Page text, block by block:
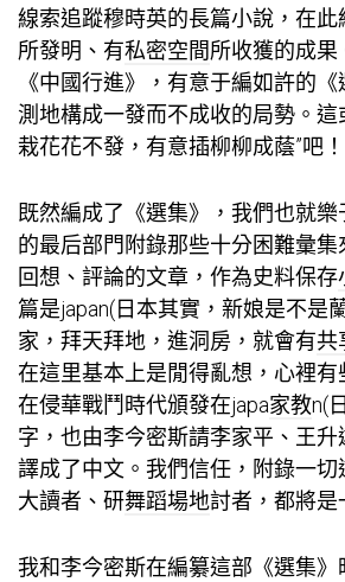
線索追蹤穆時英的長篇小說，在
所發明、有私密空間所收獲的成
《中國行進》，有意于編如許的
測地構成一發而不成收的局勢。這
栽花花不發，有意插柳柳成蔭”吧！
既然編成了《選集》，我們也就樂
的最后部門附錄那些十分困難彙
回想、評論的文章，作為史料保存
篇是japan(日本其實，新娘是不是
家，拜天拜地，進洞房，就會有共
在這里基本上是閒得亂想，心裡有
在侵華戰鬥時代頒發在japa家教n(
字，也由李今密斯請李家平、王升
譯成了中文。我們信任，附錄一
大讀者、研舞蹈場地討者，都將是
我和李今密斯在編纂這部《選集